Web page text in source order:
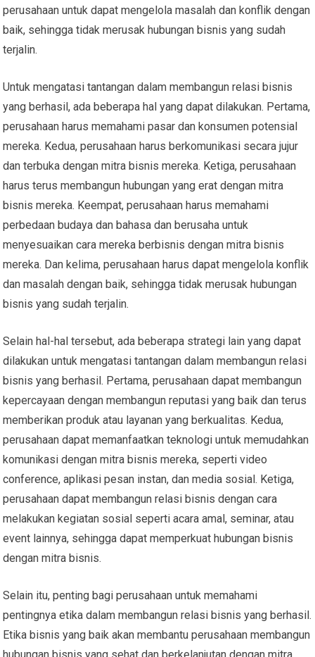
perusahaan untuk dapat mengelola masalah dan konflik dengan
baik, sehingga tidak merusak hubungan bisnis yang sudah
terjalin.
Untuk mengatasi tantangan dalam membangun relasi bisnis
yang berhasil, ada beberapa hal yang dapat dilakukan. Pertama,
perusahaan harus memahami pasar dan konsumen potensial
mereka. Kedua, perusahaan harus berkomunikasi secara jujur
dan terbuka dengan mitra bisnis mereka. Ketiga, perusahaan
harus terus membangun hubungan yang erat dengan mitra
bisnis mereka. Keempat, perusahaan harus memahami
perbedaan budaya dan bahasa dan berusaha untuk
menyesuaikan cara mereka berbisnis dengan mitra bisnis
mereka. Dan kelima, perusahaan harus dapat mengelola konflik
dan masalah dengan baik, sehingga tidak merusak hubungan
bisnis yang sudah terjalin.
Selain hal-hal tersebut, ada beberapa strategi lain yang dapat
dilakukan untuk mengatasi tantangan dalam membangun relasi
bisnis yang berhasil. Pertama, perusahaan dapat membangun
kepercayaan dengan membangun reputasi yang baik dan terus
memberikan produk atau layanan yang berkualitas. Kedua,
perusahaan dapat memanfaatkan teknologi untuk memudahkan
komunikasi dengan mitra bisnis mereka, seperti video
conference, aplikasi pesan instan, dan media sosial. Ketiga,
perusahaan dapat membangun relasi bisnis dengan cara
melakukan kegiatan sosial seperti acara amal, seminar, atau
event lainnya, sehingga dapat memperkuat hubungan bisnis
dengan mitra bisnis.
Selain itu, penting bagi perusahaan untuk memahami
pentingnya etika dalam membangun relasi bisnis yang berhasil.
Etika bisnis yang baik akan membantu perusahaan membangun
hubungan bisnis yang sehat dan berkelanjutan dengan mitra